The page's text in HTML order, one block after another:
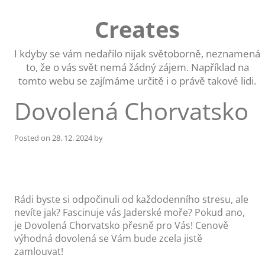
Creates
I kdyby se vám nedařilo nijak světoborně, neznamená
to, že o vás svět nemá žádný zájem. Například na
tomto webu se zajímáme určitě i o právě takové lidi.
Dovolená Chorvatsko
Posted on 28. 12. 2024 by
Rádi byste si odpočinuli od každodenního stresu, ale
nevíte jak? Fascinuje vás Jaderské moře? Pokud ano,
je Dovolená Chorvatsko přesně pro Vás! Cenově
výhodná dovolená se Vám bude zcela jistě
zamlouvat!